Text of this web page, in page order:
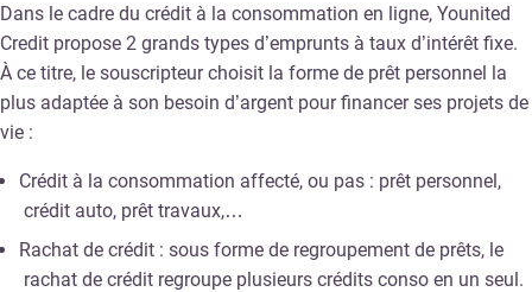
Dans le cadre du crédit à la consommation en ligne, Younited
Credit propose 2 grands types d’emprunts à taux d’intérêt fixe.
À ce titre, le souscripteur choisit la forme de prêt personnel la
plus adaptée à son besoin d’argent pour financer ses projets de
vie :
Crédit à la consommation affecté, ou pas : prêt personnel,
crédit auto, prêt travaux,…
Rachat de crédit : sous forme de regroupement de prêts, le
rachat de crédit regroupe plusieurs crédits conso en un seul.